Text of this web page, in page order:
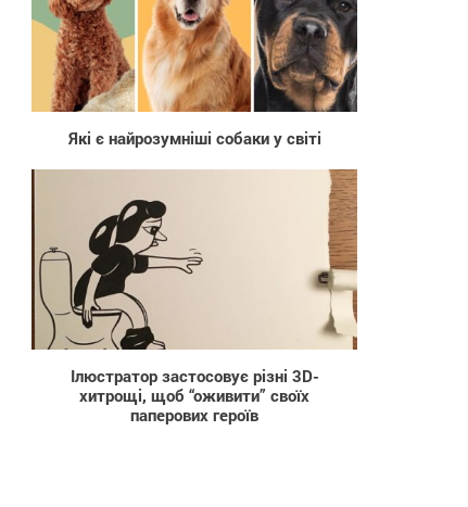
170
Які є найрозумніші собаки у світі
1 692
Ілюстратор застосовує різні 3D-
хитрощі, щоб “оживити” своїх
паперових героїв